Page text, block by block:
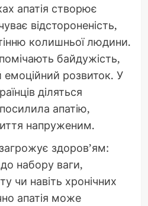
апатія створює
відстороненість,
колишньої людини.
байдужість,
емоційний розвиток. У
діляться
апатію,
напруженим.
здоров’ям:
набору ваги,
чи навіть хронічних
апатія може